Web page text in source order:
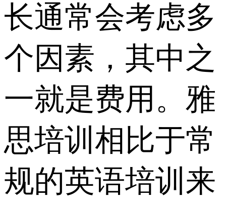
长通常会考虑多
个因素，其中之
一就是费用。雅
思培训相比于常
规的英语培训来